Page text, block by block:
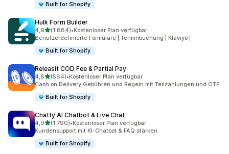
Built for Shopify
Hulk Form Builder
4,9von 5 Sternen
(1.884)
1884 Rezensionen insgesamt
•Kostenloser Plan verfügbar
Benutzerdefinierte Formulare | Terminbuchung | Klaviyo |
Built for Shopify
Releasit COD Fee & Partial Pay
4,8von 5 Sternen
(564)
564 Rezensionen insgesamt
•Kostenloser Plan verfügbar
Cash on Delivery Gebühren und Regeln mit Teilzahlungen und OTP
Built for Shopify
Chatty AI Chatbot & Live Chat
4,9von 5 Sternen
(1.790)
1790 Rezensionen insgesamt
•Kostenloser Plan verfügbar
Kundensupport mit KI-Chatbot & FAQ stärken
Built for Shopify